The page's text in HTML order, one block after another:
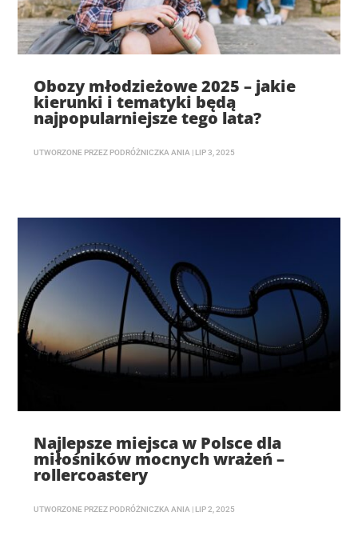
Obozy młodzieżowe 2025 – jakie
kierunki i tematyki będą
najpopularniejsze tego lata?
UTWORZONE PRZEZ PODRÓŻNICZKA ANIA | LIP 3, 2025
Najlepsze miejsca w Polsce dla
miłośników mocnych wrażeń –
rollercoastery
UTWORZONE PRZEZ PODRÓŻNICZKA ANIA | LIP 2, 2025